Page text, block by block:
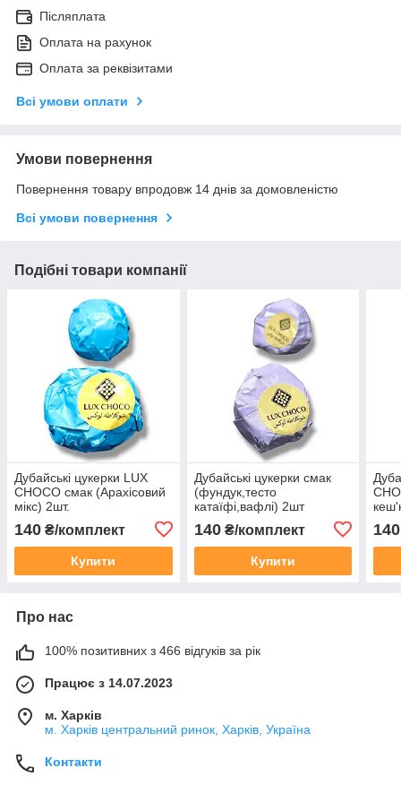
Післяплата
Оплата на рахунок
Оплата за реквізитами
Всі умови оплати
Умови повернення
Повернення товару впродовж 14 днів за домовленістю
Всі умови повернення
Подібні товари компанії
Дубайські цукерки LUX
CHOCO смак (Арахісовий
мікс) 2шт.
140 ₴/комплект
Купити
Дубайські цукерки смак
(фундук,тесто
катаїфі,вафлі) 2шт
140₴/комплект
Купити
140
Про нас
100% позитивних з 466 відгуків за рік
Працює з 14.07.2023
м. Харків
м. Харків центральний ринок, Харків, Україна
Контакти